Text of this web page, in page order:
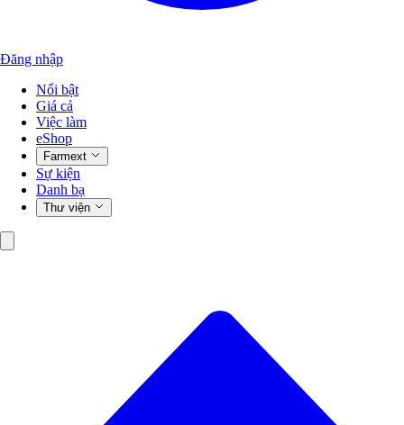
Đăng nhập
Nổi bật
Giá cả
Việc làm
eShop
Farmext
Sự kiện
Danh bạ
Thư viện